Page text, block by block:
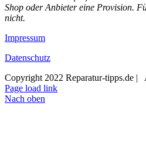
Shop oder Anbieter eine Provision.
nicht.
Impressum
Datenschutz
Copyright 2022 Reparatur-tipps.de |
Page load link
Nach oben